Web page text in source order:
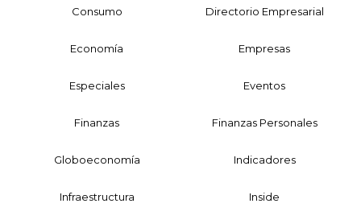
Consumo Directorio Empresarial
Economía Empresas
Especiales Eventos
Finanzas Finanzas Personales
Globoeconomía Indicadores
Infraestructura Inside